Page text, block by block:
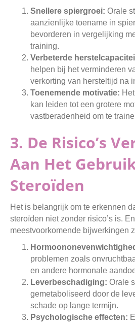
Snellere spiergroei: Orale
aanzienlijke toename in
bevorderen in vergelijking
training.
Verbeterde
helpen bij het verminderen
verkorting van hersteltijd na
Toenemende motivatie:
kan leiden tot een grotere
vastberadenheid om te
3. De Risico’s
Aan Het
Steroïden
Het is belangrijk om te erkennen
steroïden niet zonder risico’s is.
meestvoorkomende bijwerkingen
problemen zoals
en andere hormonale
Leverbeschadiging: Orale
gemetaboliseerd door de
schade op lange termijn.
Psychologische effecten: